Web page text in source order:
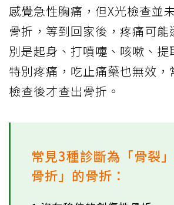
感覺急性胸痛，但X光檢查並
骨折，等到回家後，疼痛可能
別是起身、打噴嚏、咳嗽、提
特別疼痛，吃止痛藥也無效，
檢查後才查出骨折。
常見3種診斷為「骨裂
骨折」的骨折：